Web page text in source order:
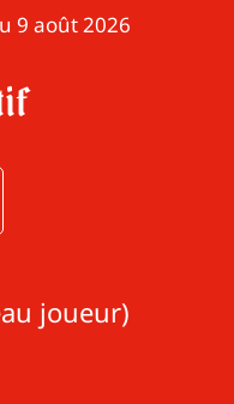
9 août 2026
joueur)